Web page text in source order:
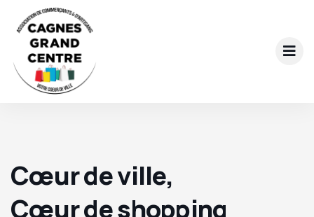
Cœur de ville,
Cœur de shopping